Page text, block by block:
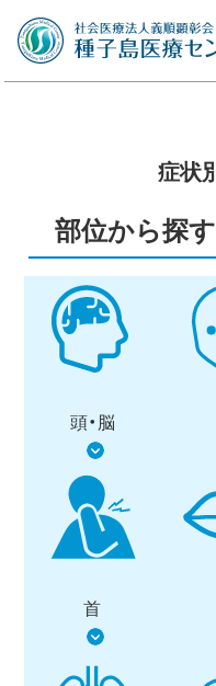
症状
部位から探す
頭・脳
首